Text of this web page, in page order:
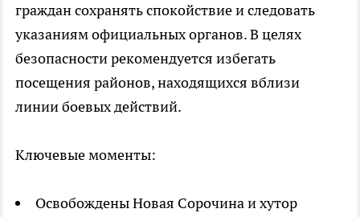
граждан сохранять спокойствие и следовать
указаниям официальных органов. В целях
безопасности рекомендуется избегать
посещения районов, находящихся вблизи
линии боевых действий.
Ключевые моменты:
Освобождены Новая Сорочина и хутор